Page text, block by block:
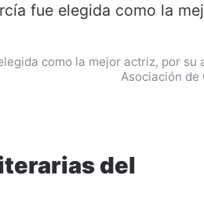
como la mejor actriz, por
Asociación de
del